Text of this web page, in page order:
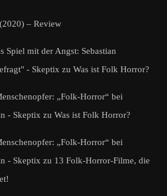
– Review
Spiel mit der Angst: Sebastian
- Skeptix zu Was ist Folk Horror?
„Folk-Horror“ bei
- Skeptix zu Was ist Folk Horror?
„Folk-Horror“ bei
- Skeptix zu 13 Folk-Horror-Filme, die